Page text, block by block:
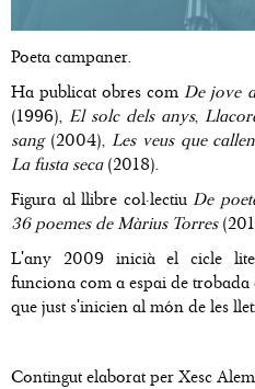
Poeta campaner.
Ha publicat obres comDe jove
(1996), El solc dels anys,
sang (2004), Les veus que callen
La fusta seca (2018).
Figura al llibre col·lectiu De
36 poemes de Màrius Torres
L'any 2009 inicià el cicle
funciona com a espai de trobada
que just s'inicien al món de les
Contingut elaborat per Xesc